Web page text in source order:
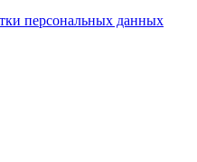
персональных данных